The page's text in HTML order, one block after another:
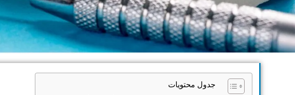
جدول محتويات